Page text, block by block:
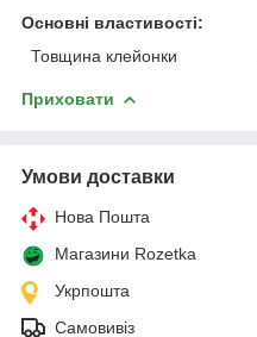
Основні властивості:
Товщина клейонки
Приховати
Умови доставки
Нова Пошта
Магазини Rozetka
Укрпошта
Самовивіз